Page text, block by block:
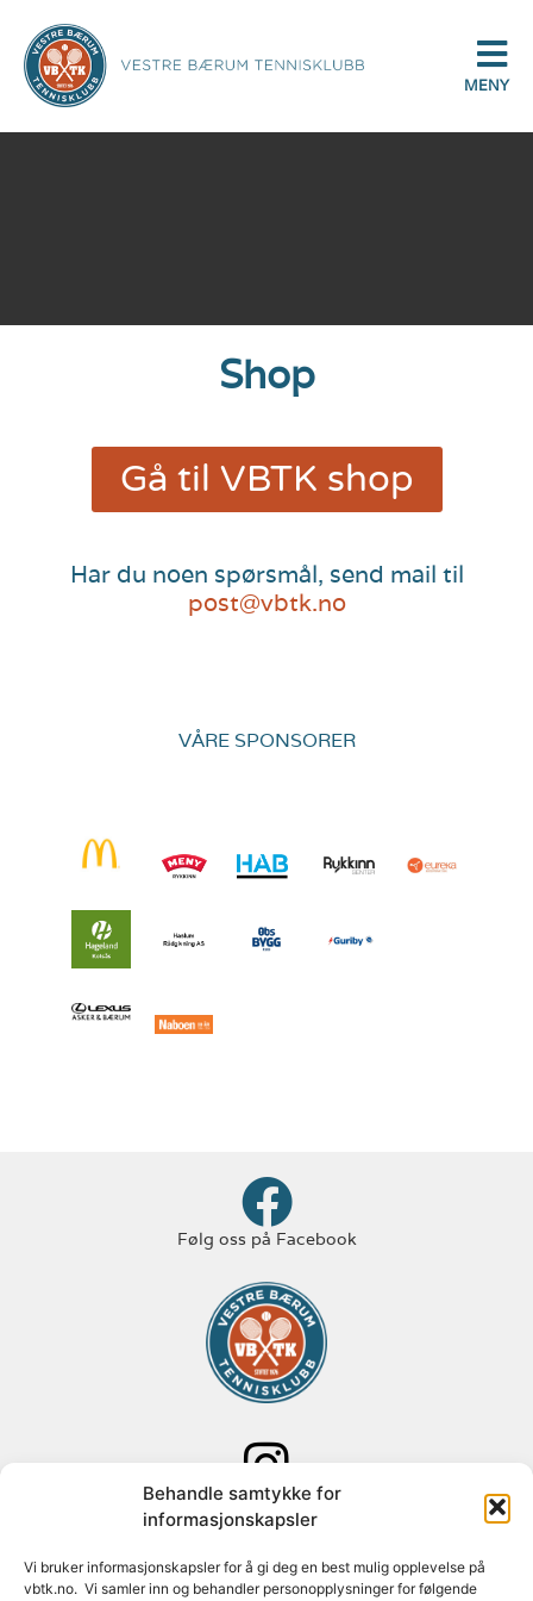
Behandle samtykke for
informasjonskapsler
Vi bruker informasjonskapsler for å gi deg en best mulig opplevelse på
vbtk.no. Vi samler inn og behandler personopplysninger for følgende
MENY
Shop
Gå til VBTK shop
Har du noen spørsmål, send mail til
post@vbtk.no
VÅRE SPONSORER
Følg oss på Facebook
Følg oss på Instagram
Adresse: Paal Bergs vei 125
1348 Rykkinn